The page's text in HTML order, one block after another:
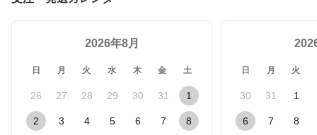
2026年8月
日 月 火 水 木 金 土
26 27 28 29 30 31 1
2 3 4 5 6 7 8
日 月 火
30 31 1
6 7 8